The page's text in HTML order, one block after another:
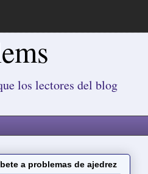
los lectores del blog
a problemas de ajedrez